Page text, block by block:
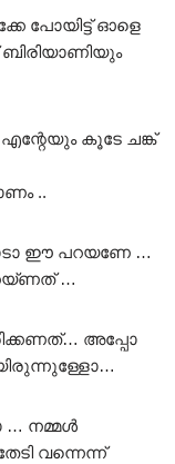
പോയിട്ട് ഓളെ
കൂടേ ചങ്ക്
..
ഈ പറയണേ …
…
അപ്പോ
… നമ്മൾ
വന്നെന്ന്